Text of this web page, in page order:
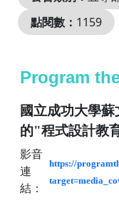
點閱數： 1159
Program
國立成功大學
的"程式設計教
影音
連
結：
https://